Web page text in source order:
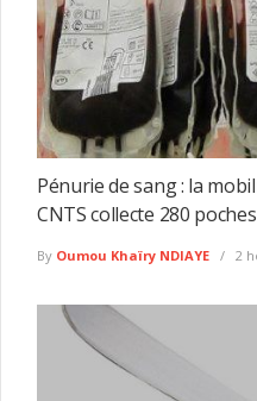
Pénurie de sang : la
CNTS collecte 280
By Oumou Khaïry NDIAYE 2